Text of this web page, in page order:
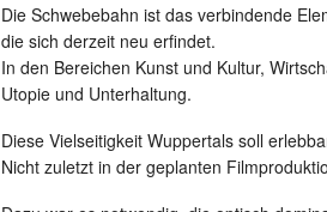
Die Schwebebahn ist das verbindende
die sich derzeit neu erfindet.
In den Bereichen Kunst und Kultur,
Utopie und Unterhaltung.
Diese Vielseitigkeit Wuppertals soll
Nicht zuletzt in der geplanten